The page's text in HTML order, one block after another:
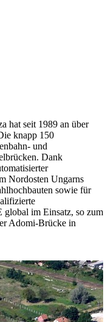
hat seit 1989 an über
knapp 150
und
Dank
Nordosten Ungarns
sowie für
global im Einsatz, so zum
Adomi-Brücke in